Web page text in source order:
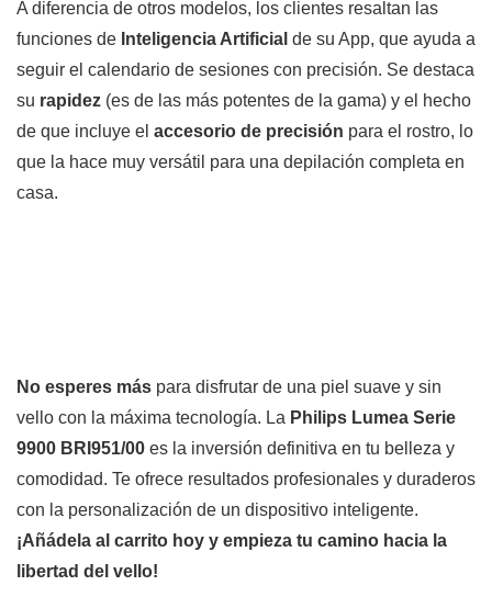
A diferencia de otros modelos, los clientes resaltan las
funciones de Inteligencia Artificial de su App, que ayuda a
seguir el calendario de sesiones con precisión. Se destaca
su rapidez (es de las más potentes de la gama) y el hecho
de que incluye el accesorio de precisión para el rostro, lo
que la hace muy versátil para una depilación completa en
casa.
No esperes más para disfrutar de una piel suave y sin
vello con la máxima tecnología. La Philips Lumea Serie
9900 BRI951/00 es la inversión definitiva en tu belleza y
comodidad. Te ofrece resultados profesionales y duraderos
con la personalización de un dispositivo inteligente.
¡Añádela al carrito hoy y empieza tu camino hacia la
libertad del vello!